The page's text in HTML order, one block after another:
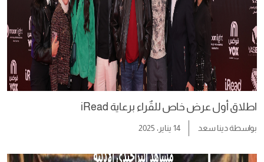
اطلاق أول عرض خاص للقٌراء برعاية iRead
بواسطةدينا سعد 14 يناير، 2025